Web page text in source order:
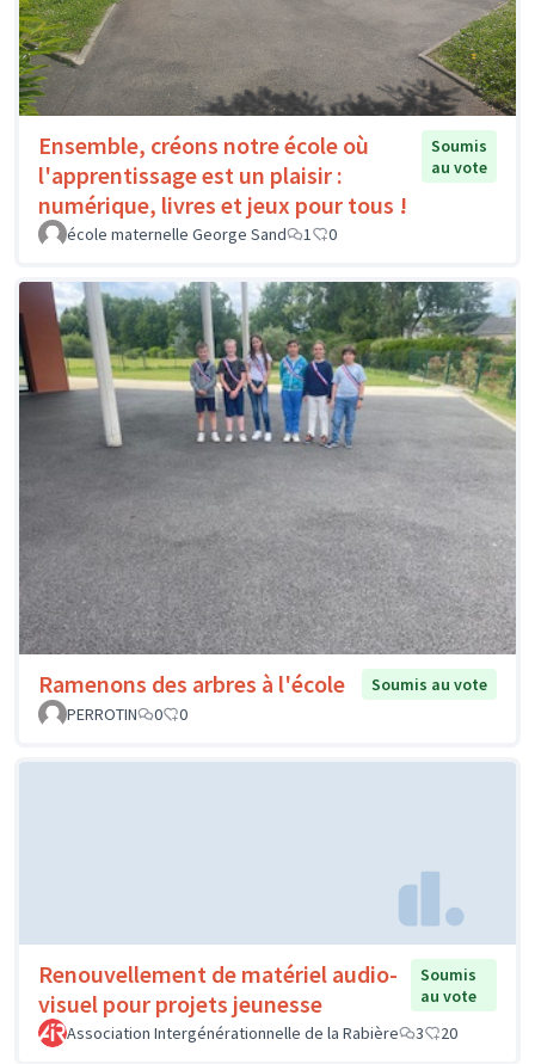
Ensemble, créons notre école où
l'apprentissage est un plaisir :
numérique, livres et jeux pour tous !
Soumis
au vote
école maternelle George Sand 1 0
Ramenons des arbres à l'école
Soumis au vote
PERROTIN
0 0
Renouvellement de matériel audio-
visuel pour projets jeunesse
Soumis
au vote
Association Intergénérationnelle de la Rabière
3 20